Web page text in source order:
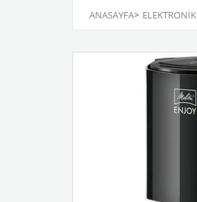
ANASAYFA> ELEKTRONİK